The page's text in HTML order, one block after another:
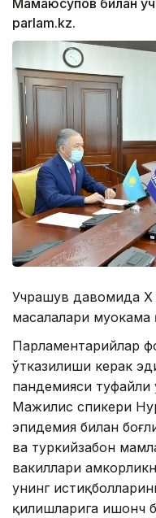
Мамаюсупов билан
parlam.kz.
Учрашув давомида Х
масалалари
Парламентарийлар
ўтказилиши керак
пандемияси туфайли
Мажилис спикери
эпидемия билан
ва туркийзабон
вакиллари
унинг
қилишларига ишонч